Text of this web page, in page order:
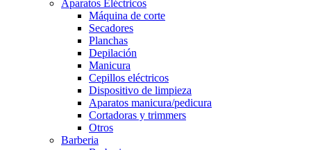
Aparatos Eléctricos
Máquina de corte
Secadores
Planchas
Depilación
Manicura
Cepillos eléctricos
Dispositivo de limpieza
Aparatos manicura/pedicura
Cortadoras y trimmers
Otros
Barberia